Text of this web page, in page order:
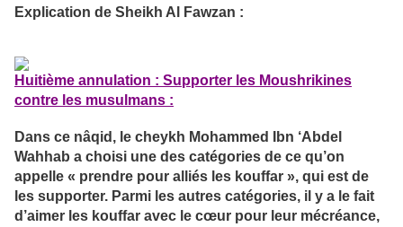
Explication de Sheikh Al Fawzan :
Huitième annulation : Supporter les Moushrikines
contre les musulmans :
Dans ce nâqid, le cheykh Mohammed Ibn ‘Abdel
Wahhab a choisi une des catégories de ce qu’on
appelle « prendre pour alliés les kouffar », qui est de
les supporter. Parmi les autres catégories, il y a le fait
d’aimer les kouffar avec le cœur pour leur mécréance,